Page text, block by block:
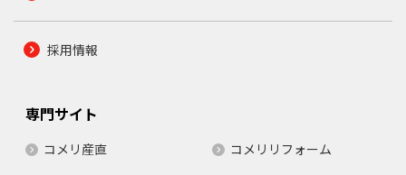
採用情報
専門サイト
コメリ産直
コメリリフォーム